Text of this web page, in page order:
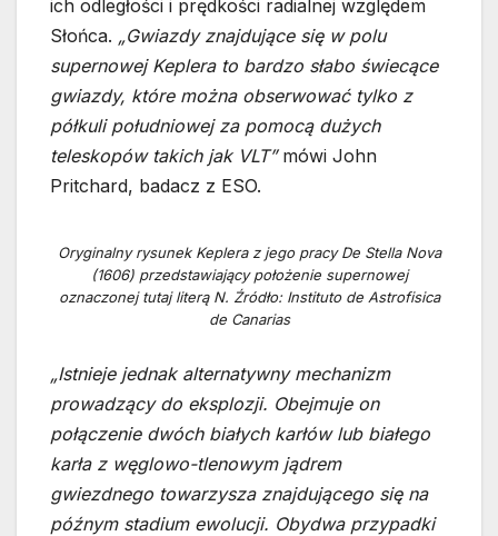
ich odległości i prędkości radialnej względem
Słońca. „Gwiazdy znajdujące się w polu
supernowej Keplera to bardzo słabo świecące
gwiazdy, które można obserwować tylko z
półkuli południowej za pomocą dużych
teleskopów takich jak VLT”mówi John
Pritchard, badacz z ESO.
Oryginalny rysunek Keplera z jego pracy De Stella Nova
(1606) przedstawiający położenie supernowej
oznaczonej tutaj literą N. Źródło: Instituto de Astrofisica
de Canarias
„Istnieje jednak alternatywny mechanizm
prowadzący do eksplozji. Obejmuje on
połączenie dwóch białych karłów lub białego
karła z węglowo-tlenowym jądrem
gwiezdnego towarzysza znajdującego się na
późnym stadium ewolucji. Obydwa przypadki